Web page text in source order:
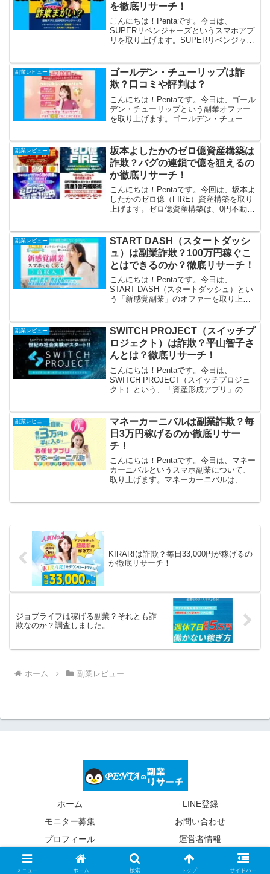
を徹底リサーチ！
こんにちは！Pentaです。今日は、
SUPERリベンジャーズというスマホアプ
リを取り上げます。SUPERリベンジャー
そく、徹底リサーチしてみました！
SUPERリベ...
副業レビュー
ゴールデン・チューリップは詐
欺？口コミや評判は？
こんにちは！Pentaです。今日は、ゴール
デン・チューリップという副業オファー
を取り上げます。ゴールデン・チューリ
がほんとうなら助かりますね！さっそく
徹底リサー...
副業レビュー
坂本よしたかのゼロ億資産構築は
詐欺？バグの連鎖で億を狙えるの
か徹底リサーチ！
こんにちは！Pentaです。今回は、坂本よ
したかのゼロ億（FIRE）資産構築を取り
上げます。ゼロ億資産構築は、0円不動
る、というものです。これって本当なの
か、気になります...
副業レビュー
START DASH（スタートダッシ
ュ）は副業詐欺？100万円稼ぐこ
とはできるのか？徹底リサーチ！
こんにちは！Pentaです。今日は、
START DASH（スタートダッシュ）とい
う「新感覚副業」のオファーを取り上げ
くれるみたいですね。これはちょっと試
してみたいか...
副業レビュー
SWITCH PROJECT（スイッチプ
ロジェクト）は詐欺？平山智子さ
んとは？徹底リサーチ！
こんにちは！Pentaです。今日は、
SWITCH PROJECT（スイッチプロジェ
クト）という、「資産形成アプリ」のオ
ロードするだけで自動的に毎日3万円稼い
でくれる...
副業レビュー
マネーカーニバルは副業詐欺？毎
日3万円稼げるのか徹底リサー
チ！
こんにちは！Pentaです。今日は、マネー
カーニバルというスマホ副業について、
取り上げます。マネーカーニバルは、完
KIRARIは詐欺？毎日33,000円が稼げるの
か徹底リサーチ！
ジョブライフは稼げる副業？それとも詐
欺なのか？調査しました。
ホーム 副業レビュー
ホーム
LINE登録
モニター募集
お問い合わせ
プロフィール
運営者情報
© 2022 Pentaの副業リサーチ.
メニュー ホーム 検索 トップ サイドバー